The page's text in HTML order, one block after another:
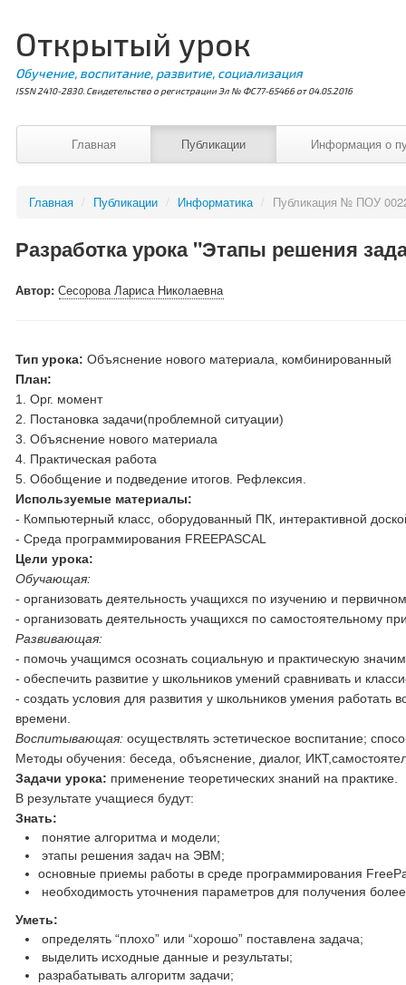
Открытый урок
Обучение, воспитание, развитие, социализация
ISSN 2410-2830. Свидетельство о регистрации Эл № ФС77-65466 от 04.05.2016
Главная Публикации Информация о
Главная / Публикации / Информатика / Публикация № ПОУ
Разработка урока "Этапы решения
Автор:Сесорова Лариса Николаевна
Тип урока: Объяснение нового материала, комбинированный
План:
1. Орг. момент
2. Постановка задачи(проблемной ситуации)
3. Объяснение нового материала
4. Практическая работа
5. Обобщение и подведение итогов. Рефлексия.
Используемые материалы:
- Компьютерный класс, оборудованный ПК, интерактивной
- Среда программирования FREEPASCAL
Цели урока:
Обучающая:
- организовать деятельность учащихся по изучению и
- организовать деятельность учащихся по самостоятельному
Развивающая:
- помочь учащимся осознать социальную и практическую
- обеспечить развитие у школьников умений сравнивать и
- создать условия для развития у школьников умения работать
времени.
Воспитывающая: осуществлять эстетическое воспитание;
Методы обучения: беседа, объяснение, диалог,
Задачи урока: применение теоретических знаний на практике.
В результате учащиеся будут:
Знать:
понятие алгоритма и модели;
этапы решения задач на ЭВМ;
основные приемы работы в среде программирования
необходимость уточнения параметров для получения
Уметь:
определять “плохо” или “хорошо” поставлена задача;
выделить исходные данные и результаты;
разрабатывать алгоритм задачи;